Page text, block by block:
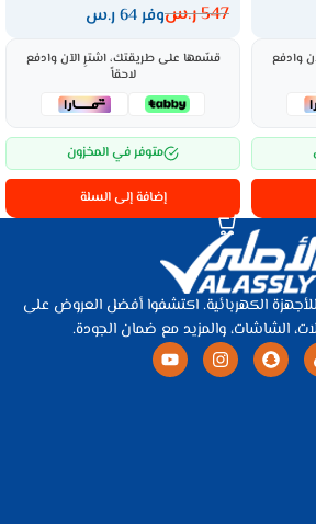
وادفع
547ر.سوفر 64 ر.س
قسّمها على طريقتك، اشترِ الآن وادفع
لاحقاً
متوفر في المخزون
إضافة إلى السلة
الكهربائية. اكتشفوا أفضل العروض على
الشاشات، والمزيد مع ضمان الجودة.